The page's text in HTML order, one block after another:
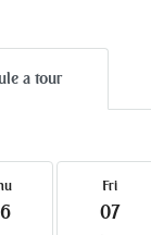
a tour
Fri
07